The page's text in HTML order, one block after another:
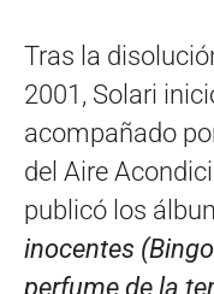
Tras la
2001, Solari
acompañado
del Aire
publicó los
inocentes
perfume de la